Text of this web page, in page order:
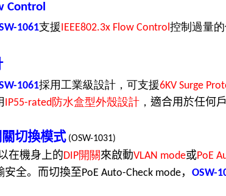
Control
1061支援IEEE802.3x Flow Control控制過量
1061採用工業級設計，可支援6KV Surge
IP55-rated防水盒型外殼設計 ， 適合用於任何
關切換模式 (OSW-1031)
在機身上的DIP開關來啟動VLAN mode或PoE
安全。而切換至PoE Auto-Check mode， OSW-